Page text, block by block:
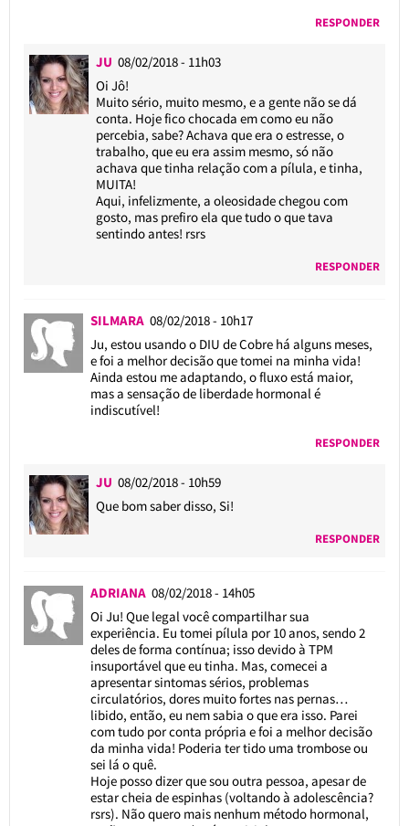
RESPONDER
JU 08/02/2018 - 11h03
Oi Jô!
Muito sério, muito mesmo, e a gente não se dá
conta. Hoje fico chocada em como eu não
percebia, sabe? Achava que era o estresse, o
trabalho, que eu era assim mesmo, só não
achava que tinha relação com a pílula, e tinha,
MUITA!
Aqui, infelizmente, a oleosidade chegou com
gosto, mas prefiro ela que tudo o que tava
sentindo antes! rsrs
RESPONDER
SILMARA 08/02/2018 - 10h17
Ju, estou usando o DIU de Cobre há alguns meses,
e foi a melhor decisão que tomei na minha vida!
Ainda estou me adaptando, o fluxo está maior,
mas a sensação de liberdade hormonal é
indiscutível!
RESPONDER
JU 08/02/2018 - 10h59
Que bom saber disso, Si!
RESPONDER
ADRIANA 08/02/2018 - 14h05
Oi Ju! Que legal você compartilhar sua
experiência. Eu tomei pílula por 10 anos, sendo 2
deles de forma contínua; isso devido à TPM
insuportável que eu tinha. Mas, comecei a
apresentar sintomas sérios, problemas
circulatórios, dores muito fortes nas pernas…
libido, então, eu nem sabia o que era isso. Parei
com tudo por conta própria e foi a melhor decisão
da minha vida! Poderia ter tido uma trombose ou
sei lá o quê.
Hoje posso dizer que sou outra pessoa, apesar de
estar cheia de espinhas (voltando à adolescência?
rsrs). Não quero mais nenhum método hormonal,